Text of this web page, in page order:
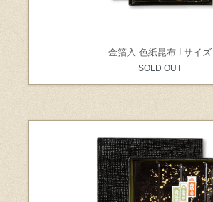
金箔入 色紙昆布 Lサイズ
SOLD OUT